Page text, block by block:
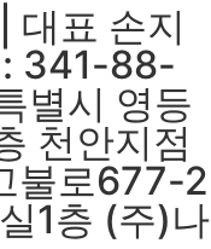
대표 손지
: 341-88-
별시 영등
천안지점
불로677-2
1층 (주)나